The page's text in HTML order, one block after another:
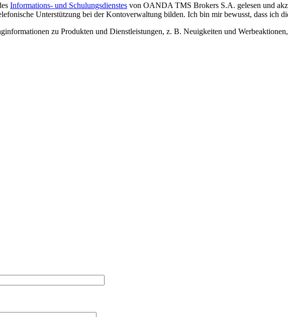
Informations- und Schulungsdienstes von OANDA TMS Brokers S.A. gelesen und
Unterstützung bei der Kontoverwaltung bilden. Ich bin mir bewusst, dass ich
zu Produkten und Dienstleistungen, z. B. Neuigkeiten und